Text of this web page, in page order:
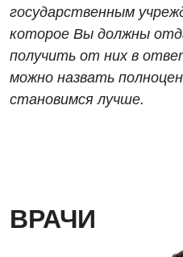
Детская хирургия
Детская эндокринология
государственным
которое Вы должны
получить от них в
можно назвать
становимся лучше.
ВРАЧИ